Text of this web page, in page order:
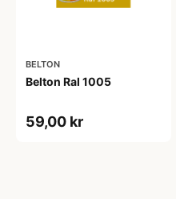
BELTON
Belton Ral 1005
59,00 kr